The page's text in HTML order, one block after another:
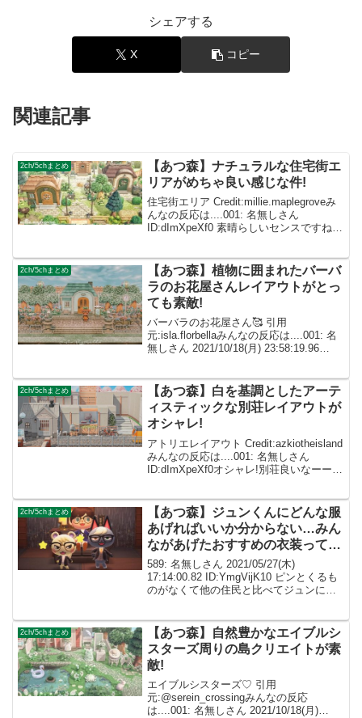
シェアする
X コピー
関連記事
2ch/5chまとめ
【あつ森】ナチュラルな住宅街エ
リアがめちゃ良い感じな件!
住宅街エリア Credit:millie.maplegroveみ
んなの反応は....001: 名無しさん
ID:dImXpeXf0 素晴らしいセンスですね！
レ〜...
2ch/5chまとめ
【あつ森】植物に囲まれたバーバ
ラのお花屋さんレイアウトがとっ
ても素敵!
バーバラのお花屋さん🥰 引用
元:isla.florbellaみんなの反応は....001: 名
無しさん 2021/10/18(月) 23:58:19.96
2ch/5chまとめ
【あつ森】白を基調としたアーテ
ィスティックな別荘レイアウトが
オシャレ!
アトリエレイアウト Credit:azkiotheisland
みんなの反応は....001: 名無しさん
ID:dImXpeXf0オシャレ!別荘良いなーー❤️
2ch/5chまとめ
【あつ森】ジュンくんにどんな服
あげればいいか分からない…みん
ながあげたおすすめの衣装ってあ
る？
589: 名無しさん 2021/05/27(木)
17:14:00.82 ID:YmgVijK10 ピンとくるも
のがなくて他の住民と比べてジュンにあ
しさん 2...
2ch/5chまとめ
【あつ森】自然豊かなエイブルシ
スターズ周りの島クリエイトが素
敵!
エイブルシスターズ♡ 引用
元:@serein_crossingみんなの反応
は....001: 名無しさん 2021/10/18(月)